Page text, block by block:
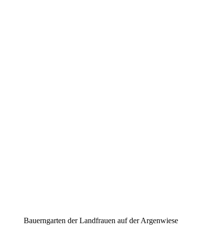
Bauerngarten der Landfrauen auf der Argenwiese